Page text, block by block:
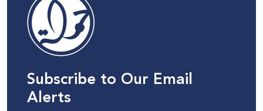
Subscribe to Our Email
Alerts